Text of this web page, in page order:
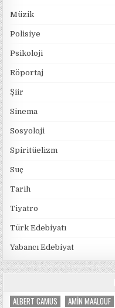
Müzik
Polisiye
Psikoloji
Röportaj
Şiir
Sinema
Sosyoloji
Spiritüelizm
Suç
Tarih
Tiyatro
Türk Edebiyatı
Yabancı Edebiyat
ALBERT CAMUS AMIN MAALOUF